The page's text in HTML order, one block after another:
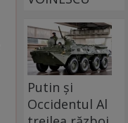
Putin și
Occidentul Al